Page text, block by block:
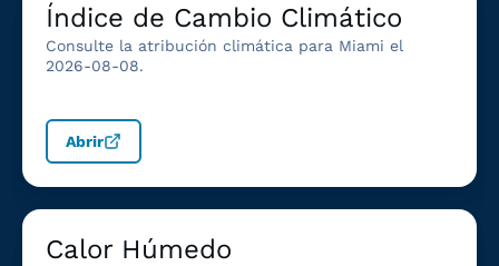
Índice de Cambio Climático
Consulte la atribución climática para Miami el
2026-08-08.
Abrir
Calor Húmedo